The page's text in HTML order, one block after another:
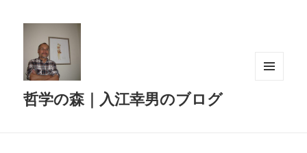
哲学の森｜入江幸男のブログ